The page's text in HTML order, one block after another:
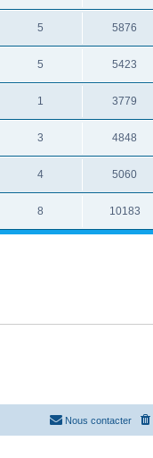
5 5876
5 5423
1 3779
3 4848
4 5060
8 10183
Nous contacter